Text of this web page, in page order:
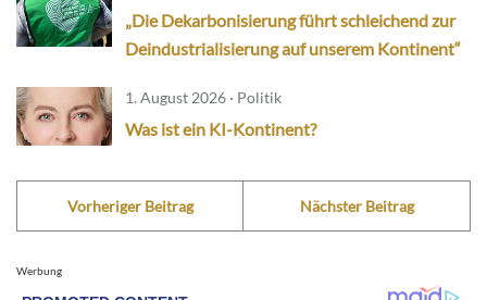
„Die Dekarbonisierung führt schleichend zur
Deindustrialisierung auf unserem Kontinent“
1. August 2026 · Politik
Was ist ein KI-Kontinent?
Vorheriger Beitrag Nächster Beitrag
Werbung